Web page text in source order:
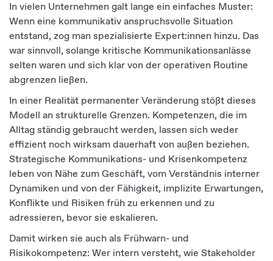
In vielen Unternehmen galt lange ein einfaches Muster:
Wenn eine kommunikativ anspruchsvolle Situation
entstand, zog man spezialisierte Expert:innen hinzu. Das
war sinnvoll, solange kritische Kommunikationsanlässe
selten waren und sich klar von der operativen Routine
abgrenzen ließen.
In einer Realität permanenter Veränderung stößt dieses
Modell an strukturelle Grenzen. Kompetenzen, die im
Alltag ständig gebraucht werden, lassen sich weder
effizient noch wirksam dauerhaft von außen beziehen.
Strategische Kommunikations- und Krisenkompetenz
leben von Nähe zum Geschäft, vom Verständnis interner
Dynamiken und von der Fähigkeit, implizite Erwartungen,
Konflikte und Risiken früh zu erkennen und zu
adressieren, bevor sie eskalieren.
Damit wirken sie auch als Frühwarn- und
Risikokompetenz: Wer intern versteht, wie Stakeholder